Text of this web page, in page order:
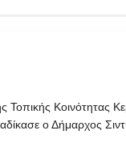
Τοπικής Κοινότητας
ο Δήμαρχος